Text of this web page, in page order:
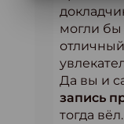
могли бы
Да вы и
запись
тогда